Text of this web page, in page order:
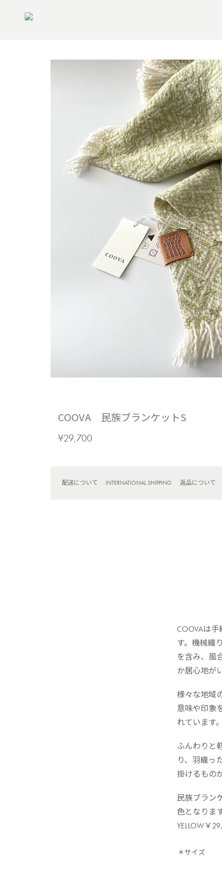
COOVA 民族ブランケットS
¥29,700
配送について INTERNATIONAL SHIPPING 返品について
COOVAは
す。機械織
を含み、風
か居心地が
様々な地域
意味や印象
れています
ふんわりと
り、羽織っ
掛けるもの
民族ブラン
色となりま
YELLOW
＊サイズ